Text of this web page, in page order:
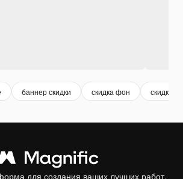
баннер скидки скидка фон скидка
для создания ваших лучших работ.